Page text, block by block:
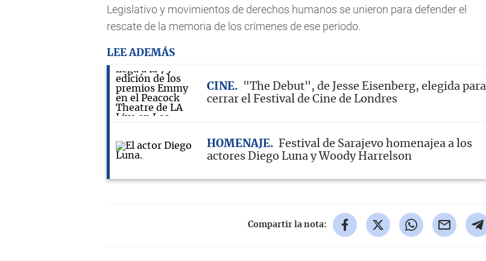
Legislativo y movimientos de derechos humanos se unieron para defender el
rescate de la memoria de los crímenes de ese periodo.
LEE ADEMÁS
CINE
"The Debut", de Jesse Eisenberg, elegida para
cerrar el Festival de Cine de Londres
HOMENAJE
Festival de Sarajevo homenajea a los
actores Diego Luna y Woody Harrelson
Compartir la nota: